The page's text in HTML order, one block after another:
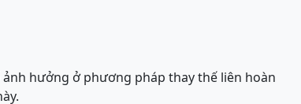
hưởng ở phương pháp thay thế liên hoàn